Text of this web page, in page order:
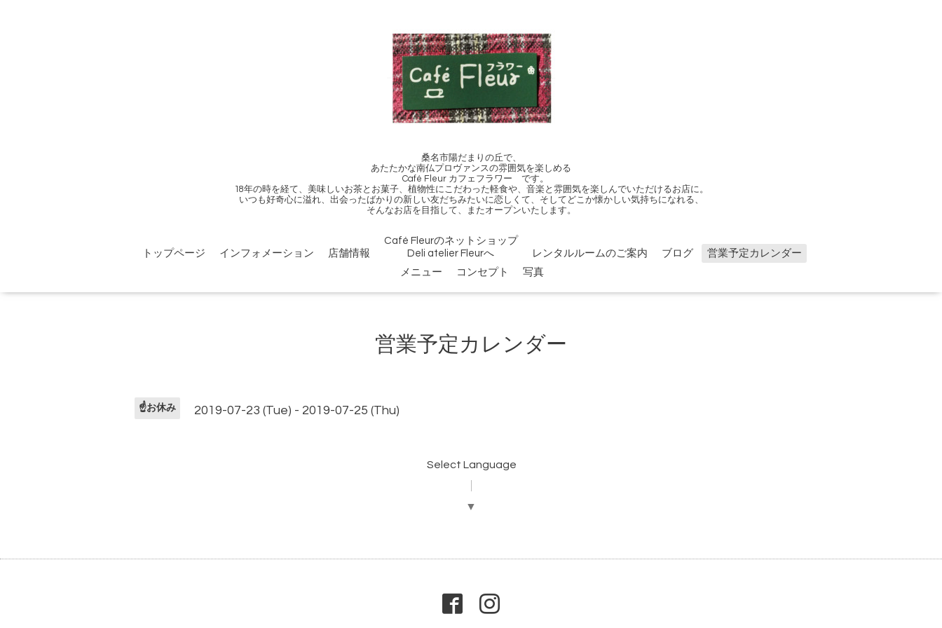
桑名市陽だまりの丘で、
あたたかな南仏プロヴァンスの雰囲気を楽しめる
Café Fleur カフェフラワー です。
18年の時を経て、美味しいお茶とお菓子、植物性にこだわった軽食や、音楽と雰囲気を楽しんでいただけるお店に。
いつも好奇心に溢れ、出会ったばかりの新しい友だちみたいに恋しくて、そしてどこか懐かしい気持ちになれる、
そんなお店を目指して、またオープンいたします。
トップページ インフォメーション 店舗情報
Café Fleurのネットショップ
Deli atelier Fleurへ
レンタルルームのご案内 ブログ
営業予定カレンダー
メニュー
コンセプト 写真
営業予定カレンダー
☝️お休み 2019-07-23 (Tue) - 2019-07-25 (Thu)
Select Language
▼